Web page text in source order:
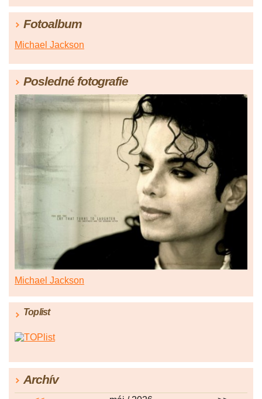
Fotoalbum
Michael Jackson
Posledné fotografie
Michael Jackson
Toplist
Archív